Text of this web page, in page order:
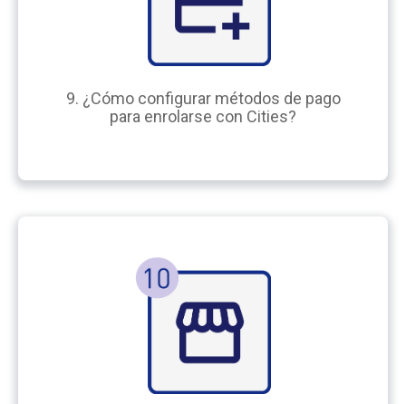
9. ¿Cómo configurar métodos de pago
para enrolarse con Cities?